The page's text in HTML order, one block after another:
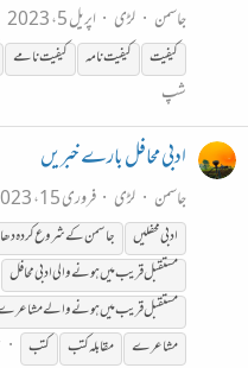
جاسمن
لڑی اپریل 5، 2023
کیفیت
کیفیت نامہ کیفیت نامے
شپ
ادبی محافل بارے خبریں
جاسمن لڑی فروری 15، 2023
ادبی محفلیں
جاسمنکےشروعکردہ
مستقبل قریب میں ہونے والی ادبی محافل
مستقبل قریب میں ہونے والے
مشاعرے
مقابلہ کتب کتب